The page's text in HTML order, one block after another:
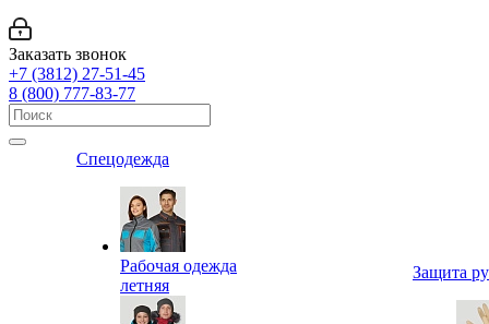
Заказать звонок
+7 (3812) 27-51-45
8 (800) 777-83-77
Спецодежда
Рабочая одежда
летняя
Защита